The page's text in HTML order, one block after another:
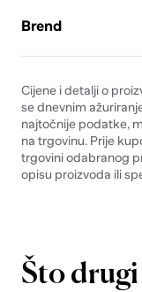
Brend
Cijene i detalji o
se dnevnim
najtočnije podatke,
na trgovinu. Prije
trgovini odabranog
opisu proizvoda ili
Što